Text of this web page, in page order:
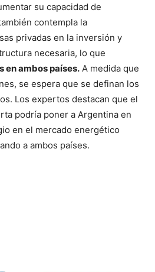
su capacidad de
contempla la
privadas en la inversión y
necesaria, lo que
en ambos países. A medida que
se espera que se definan los
Los expertos destacan que el
podría poner a Argentina en
en el mercado energético
a ambos países.